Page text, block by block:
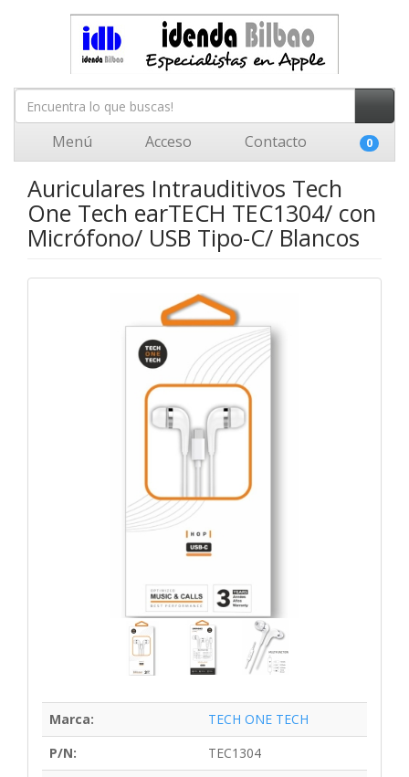
Menú Acceso Contacto 0
Auriculares Intrauditivos Tech
One Tech earTECH TEC1304/ con
Micrófono/ USB Tipo-C/ Blancos
Marca:
TECH ONE TECH
P/N:
TEC1304